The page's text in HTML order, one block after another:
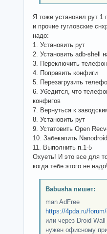
Я тоже установил рут 1
и прочие гугловские
надо:
1. Установить рут
2. Установить adb-shell
3. Переключить
4. Поправить конфиги
5. Перезагрузить
6. Убедится, что
конфигов
7. Вернуться к
8. Установить рут
9. Устатовить Open
10. Забекапить
11. Выполнить п.1-5
Охуеть! И это все для
когда тебе этого не
Babusha пишет:
man AdFree
https://4pda.ru/
или через Droid
нужен офисному